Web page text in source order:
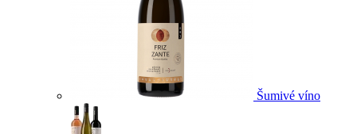
Šumivé víno